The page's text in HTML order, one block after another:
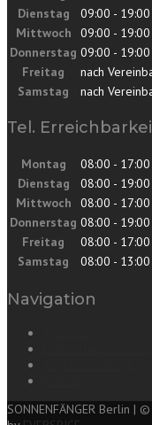
Dienstag
09:00 -
Mittwoch
09:00 -
Donnerstag 09:00 -
Freitag
nach
Samstag
nach
Tel.
Montag
08:00 -
Dienstag
08:00 -
Mittwoch
08:00 -
Donnerstag 08:00 -
Freitag
08:00 -
Samstag
08:00 -
Navigation
SONNENFÄNGER Berlin |